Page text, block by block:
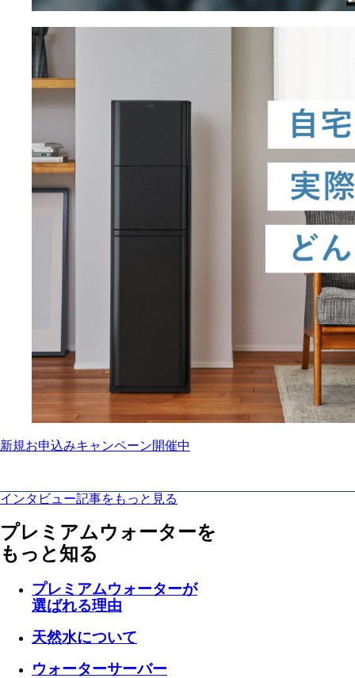
新規お申込みキャンペーン開催中
インタビュー記事をもっと見る
プレミアムウォーターを
もっと知る
プレミアムウォーターが
選ばれる理由
天然水について
ウォーターサーバー